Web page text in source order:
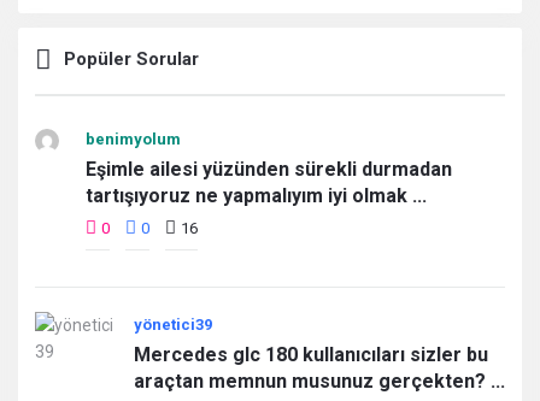
Popüler Sorular
benimyolum
Eşimle ailesi yüzünden sürekli durmadan
tartışıyoruz ne yapmalıyım iyi olmak ...
0 0 16
yönetici39
Mercedes glc 180 kullanıcıları sizler bu
araçtan memnun musunuz gerçekten? ...